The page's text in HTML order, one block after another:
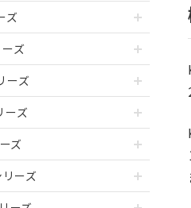
ズ
ズ
ーズ
ーズ
ズ
ーズ